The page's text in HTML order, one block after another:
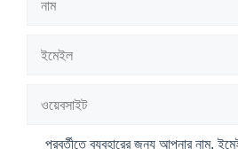
পরবর্তীতে ব্যবহারের জন্য আপনার নাম,